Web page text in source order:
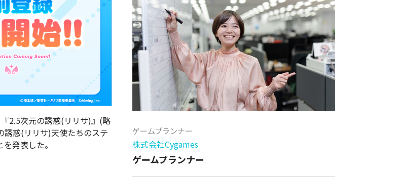
2.5次元の誘惑(リリサ)』(略
誘惑(リリサ)天使たちのステ
発表した。
ゲームプランナー
株式会社Cygames
ゲームプランナー